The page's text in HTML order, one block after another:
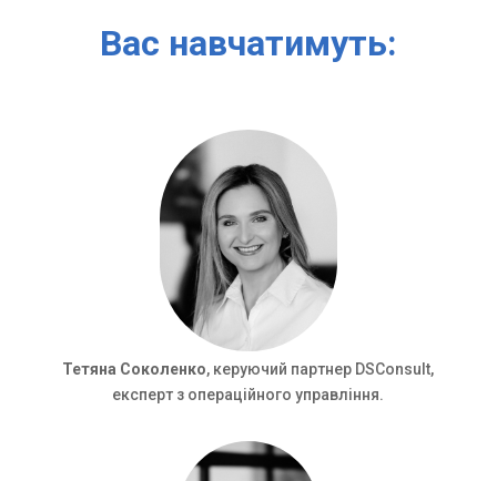
Вас навчатимуть:
Тетяна Соколенко, керуючий партнер DSConsult,
експерт з операційного управління.